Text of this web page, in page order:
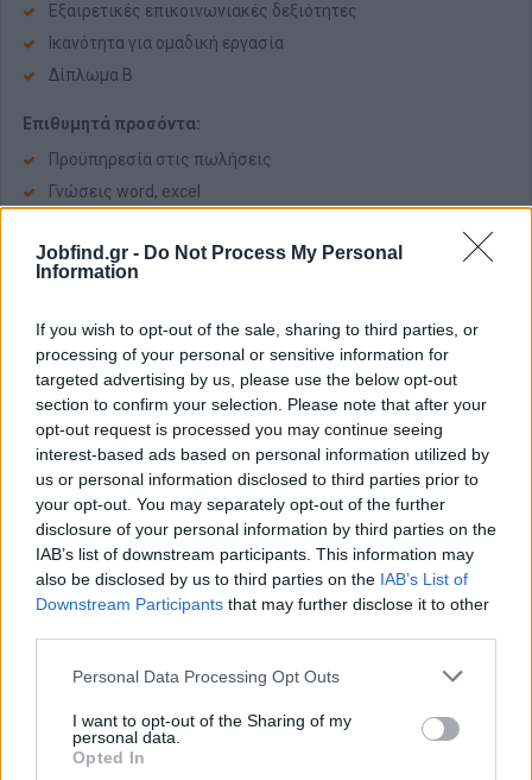
Jobfind.gr - Do Not Process My Personal
Information
If you wish to opt-out of the sale, sharing to third parties, or
processing of your personal or sensitive information for
targeted advertising by us, please use the below opt-out
section to confirm your selection. Please note that after your
opt-out request is processed you may continue seeing
interest-based ads based on personal information utilized by
us or personal information disclosed to third parties prior to
your opt-out. You may separately opt-out of the further
disclosure of your personal information by third parties on the
IAB’s list of downstream participants. This information may
also be disclosed by us to third parties on the IAB’s List of
Downstream Participants that may further disclose it to other
Personal Data Processing Opt Outs
I want to opt-out of the Sharing of my
personal data.
Opted In
Εξαιρετικές επικοινωνιακές δεξιότητες
Ικανότητα για ομαδική εργασία
Δίπλωμα Β
Επιθυμητά προσόντα:
Προϋπηρεσία στις πωλήσεις
Γνώσεις word, excel
Παροχές
Ανταγωνιστικός μισθός
Φιλικό περιβάλλον εργασίας
Ευκαιρίες για εξέλιξη και μάθηση
Εταιρικό αυτοκίνητο
Αν ενδιαφέρεσαι να ενταχθείς σε ένα δημιουργικό και
δυναμικό περιβάλλον στείλε μας το βιογραφικό σου.
Περιμένουμε με χαρά την αίτησή σου!